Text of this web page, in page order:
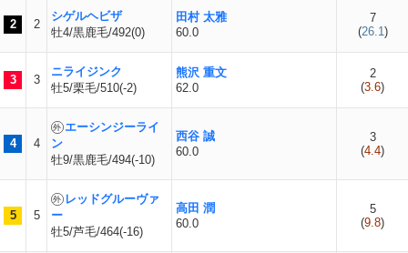
2 2
シゲルヘビザ
牡4/黒鹿毛/492(0)
田村 太雅
60.0
7
(26.1)
3 3
ニライジンク
牡5/栗毛/510(-2)
熊沢 重文
62.0
2
(3.6)
4 4
エーシンジーライ
ン
牡9/黒鹿毛/494(-10)
西谷 誠
60.0
3
(4.4)
5 5
レッドグルーヴァ
ー
牡5/芦毛/464(-16)
高田 潤
60.0
5
(9.8)